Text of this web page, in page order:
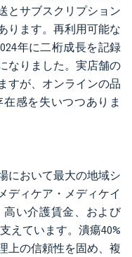
とサブスクリプション
ります。再利用可能な
年に二桁成長を記録
なりました。実店舗の
すが、オンラインの品
感を失いつつありま
において最大の地域シ
ディケア・メディケイ
高い介護賃金、および
えています。潰瘍40%
上の信頼性を固め、複